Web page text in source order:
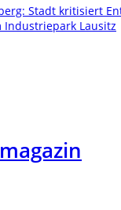
Stadt kritisiert
Industriepark Lausitz